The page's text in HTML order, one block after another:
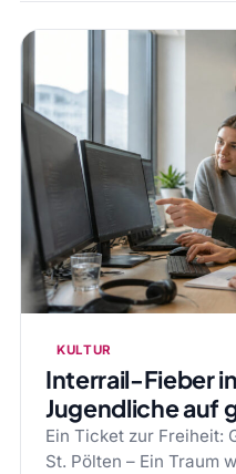
KULTUR
Interrail-Fieber
Jugendliche auf
Ein Ticket zur Freiheit:
St. Pölten – Ein Traum